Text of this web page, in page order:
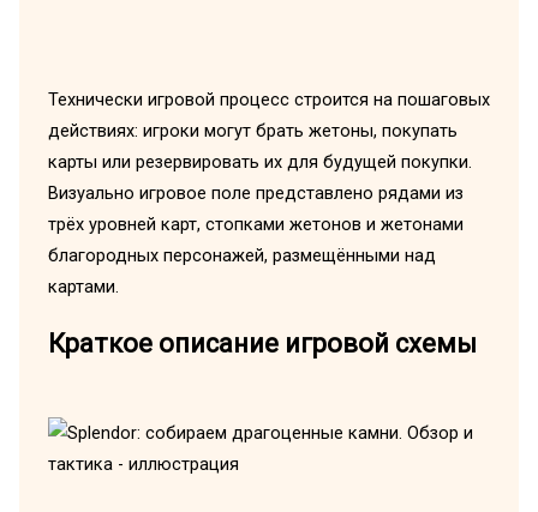
Технически игровой процесс строится на пошаговых
действиях: игроки могут брать жетоны, покупать
карты или резервировать их для будущей покупки.
Визуально игровое поле представлено рядами из
трёх уровней карт, стопками жетонов и жетонами
благородных персонажей, размещёнными над
картами.
Краткое описание игровой схемы